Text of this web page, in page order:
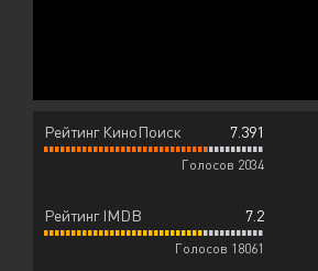
Рейтинг КиноПоиск 7.391
Голосов 2034
Рейтинг IMDB 7.2
Голосов 18061